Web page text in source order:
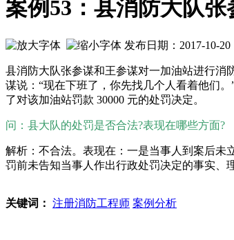
案例53：县消防大队
发布日期：2017-10-20
县消防大队张参谋和王参谋对一加油站进行消
谋说：“现在下班了，你先找几个人看着他们
了对该加油站罚款 30000 元的处罚决定。
问：县大队的处罚是否合法?表现在哪些方面?
解析：不合法。表现在：一是当事人到案后未
罚前未告知当事人作出行政处罚决定的事实、
关键词： 注册消防工程师 案例分析